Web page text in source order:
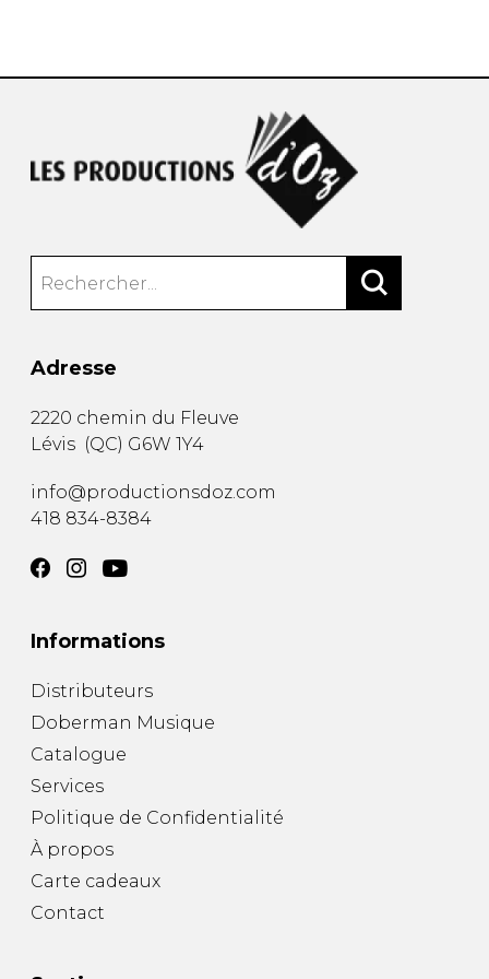
Adresse
2220 chemin du Fleuve
Lévis (QC) G6W 1Y4
info@productionsdoz.com
418 834-8384
Informations
Distributeurs
Doberman Musique
Catalogue
Services
Politique de Confidentialité
À propos
Carte cadeaux
Contact